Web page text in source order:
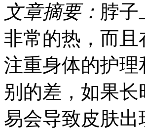
文章摘要： 脖子
非常的热，而
注重身体的护
别的差，如果
易会导致皮肤